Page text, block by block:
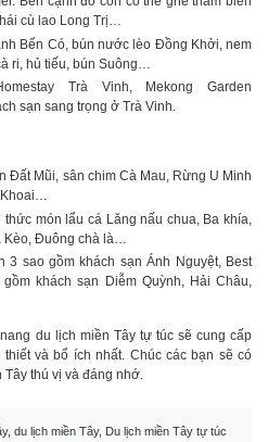
cù lao Long Trị…
Bến Có, bún nước lèo Đồng Khởi, nem
ri, hủ tiếu, bún Suông…
Trà Vinh, Mekong Garden
sạn sang trọng ở Trà Vinh.
Đất Mũi, sân chim Cà Mau, Rừng U Minh
Khoai…
món lẩu cá Lăng nấu chua, Ba khía,
Đuông chà là…
3 sao gồm khách sạn Ánh Nguyệt, Best
khách sạn Diễm Quỳnh, Hải Châu,
du lịch miền Tây tự túc sẽ cung cấp
và bổ ích nhất. Chúc các bạn sẽ có
thú vị và đáng nhớ.
, du lịch miền Tây, Du lịch miền Tây tự túc